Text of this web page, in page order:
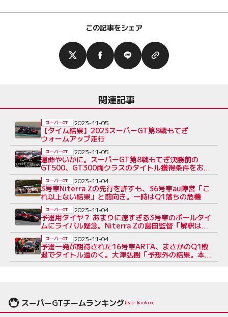
この記事をシェア
関連記事
【タイム結果】2023スーパーGT第8戦もてぎ
ウォームアップ走行
スーパーGT 2023-11-05
運命やいかに。スーパーGT第8戦もてぎ決勝前の
GT500、GT300両クラスのタイトル獲得条件をおさ
らい
スーパーGT 2023-11-05
3号車Niterra Zの先行を許すも、36号車au陣営「こ
れ以上ない結果」と前向き。一時はQ1落ちの危機
スーパーGT 2023-11-04
予選用タイヤ？ あまりに速すぎる3号車のポールタイ
ムにライバル疑念。Niterra Zの島田監督「解釈はご
自由」
スーパーGT 2023-11-04
予選一発が期待された16号車ARTA、まさかのQ1敗
退でタイトル遠のく。大津弘樹「予想外の結果。本当
に悔しい」
スーパーGT 2023-11-04
スーパーGTチームランキングTeam Ranking